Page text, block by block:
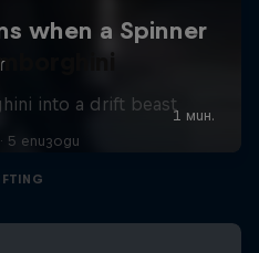
into a drift beast
5 епизоди